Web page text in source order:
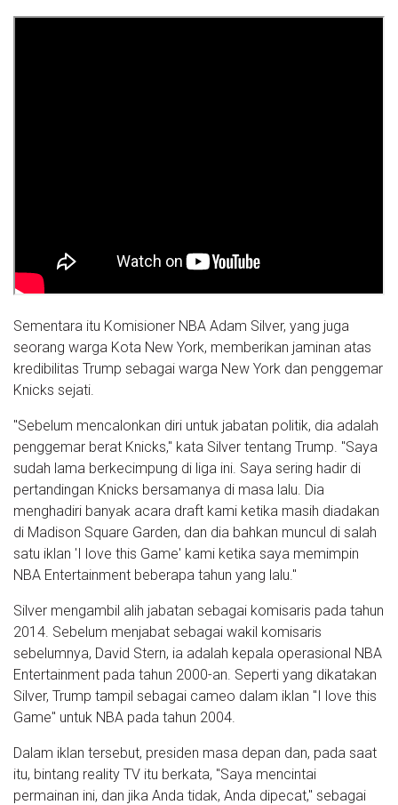
Sementara itu Komisioner NBA Adam Silver, yang juga
seorang warga Kota New York, memberikan jaminan atas
kredibilitas Trump sebagai warga New York dan penggemar
Knicks sejati.
"Sebelum mencalonkan diri untuk jabatan politik, dia adalah
penggemar berat Knicks," kata Silver tentang Trump. "Saya
sudah lama berkecimpung di liga ini. Saya sering hadir di
pertandingan Knicks bersamanya di masa lalu. Dia
menghadiri banyak acara draft kami ketika masih diadakan
di Madison Square Garden, dan dia bahkan muncul di salah
satu iklan 'I love this Game' kami ketika saya memimpin
NBA Entertainment beberapa tahun yang lalu."
Silver mengambil alih jabatan sebagai komisaris pada tahun
2014. Sebelum menjabat sebagai wakil komisaris
sebelumnya, David Stern, ia adalah kepala operasional NBA
Entertainment pada tahun 2000-an. Seperti yang dikatakan
Silver, Trump tampil sebagai cameo dalam iklan "I love this
Game" untuk NBA pada tahun 2004.
Dalam iklan tersebut, presiden masa depan dan, pada saat
itu, bintang reality TV itu berkata, "Saya mencintai
permainan ini, dan jika Anda tidak, Anda dipecat," sebagai